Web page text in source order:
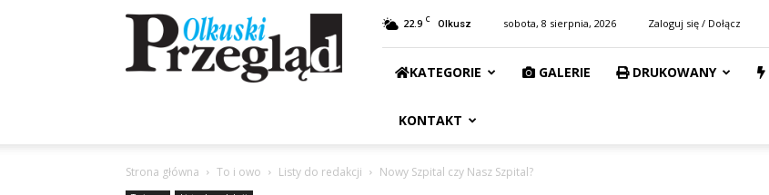
Przegląd
Olkuski
22.9 C Olkusz sobota, 8 sierpnia, 2026 Zaloguj się / Dołącz
KATEGORIE GALERIE DRUKOWANY
KONTAKT
Strona główna To i owo Listy do redakcji Nowy Szpital czy Nasz Szpital?